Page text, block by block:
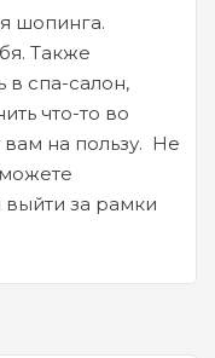
шопинга.
Также
в спа-салон,
что-то во
на пользу. Не
выйти за рамки